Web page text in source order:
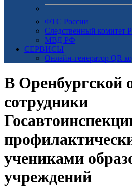
ФТС России
Следственный комитет
МВД РФ
СЕРВИСЫ
Онлайн-генератор QR
В Оренбургской
сотрудники
учениками
учреждений